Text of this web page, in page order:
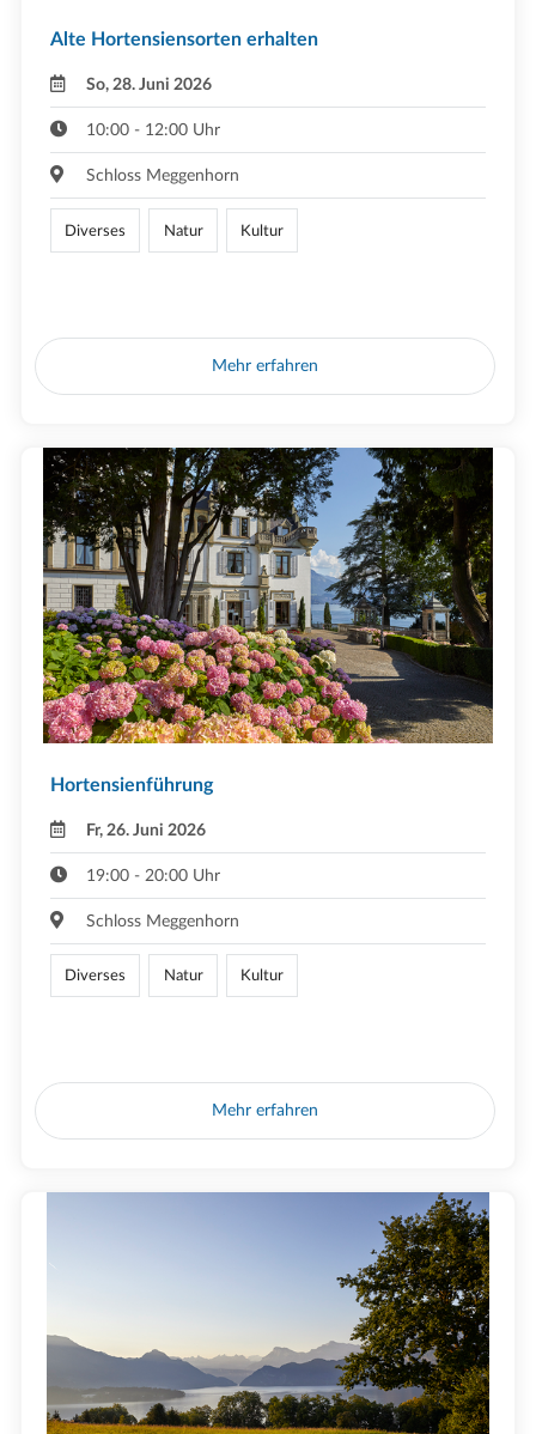
Alte Hortensiensorten erhalten
So, 28. Juni 2026
10:00 - 12:00 Uhr
Schloss Meggenhorn
Diverses Natur Kultur
Mehr erfahren
Hortensienführung
Fr, 26. Juni 2026
19:00 - 20:00 Uhr
Schloss Meggenhorn
Diverses Natur Kultur
Mehr erfahren